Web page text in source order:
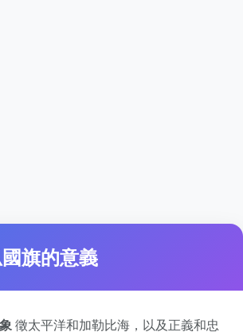
旗的意義
徵太平洋和加勒比海，以及正義和忠